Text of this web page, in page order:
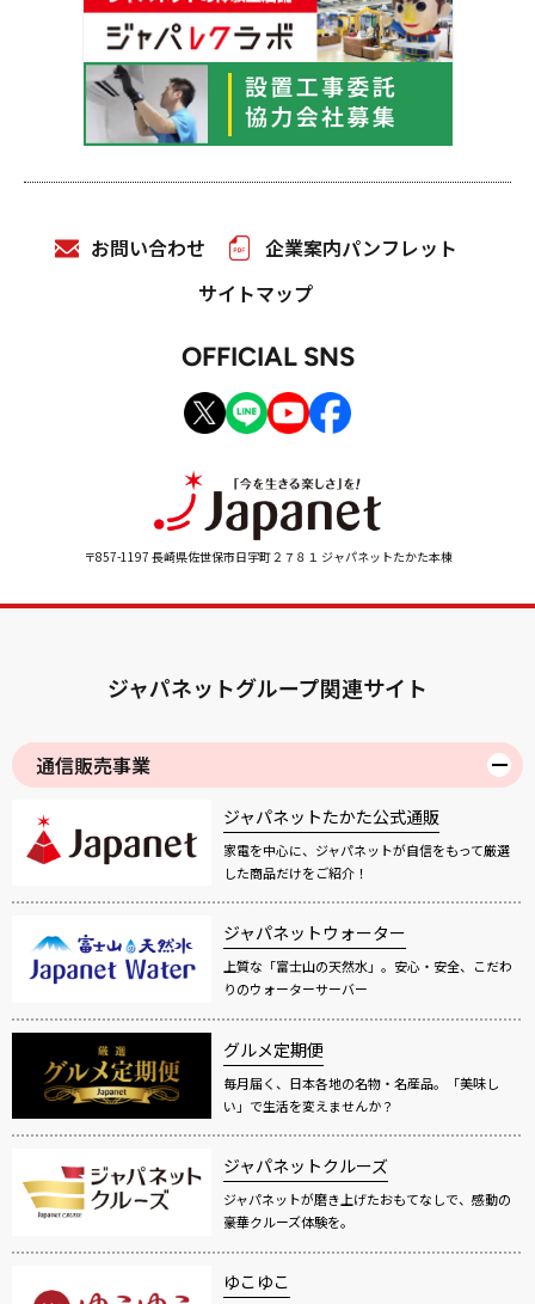
〒857-1197 長崎県佐世保市日宇町２７８１ ジャパネットたかた本棟
お問い合わせ
企業案内パンフレット
サイトマップ
OFFICIAL SNS
ジャパネットグループ関連サイト
通信販売事業
ジャパネットたかた公式通販
家電を中心に、ジャパネットが自信をもって厳選
した商品だけをご紹介！
ジャパネットウォーター
上質な「富士山の天然水」。安心・安全、こだわ
りのウォーターサーバー
グルメ定期便
毎月届く、日本各地の名物・名産品。「美味し
い」で生活を変えませんか？
ジャパネットクルーズ
ジャパネットが磨き上げたおもてなしで、感動の
豪華クルーズ体験を。
ゆこゆこ